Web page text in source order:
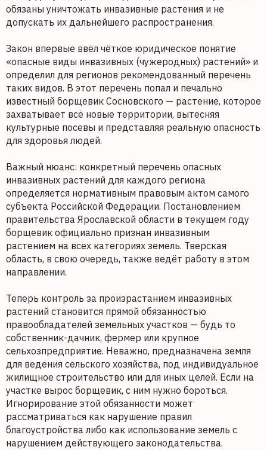
обязаны уничтожать инвазивные растения и не
допускать их дальнейшего распространения.
Закон впервые ввёл чёткое юридическое понятие
«опасные виды инвазивных (чужеродных) растений» и
определил для регионов рекомендованный перечень
таких видов. В этот перечень попал и печально
известный борщевик Сосновского — растение, которое
захватывает всё новые территории, вытесняя
культурные посевы и представляя реальную опасность
для здоровья людей.
Важный нюанс: конкретный перечень опасных
инвазивных растений для каждого региона
определяется нормативным правовым актом самого
субъекта Российской Федерации. Постановлением
правительства Ярославской области в текущем году
борщевик официально признан инвазивным
растением на всех категориях земель. Тверская
область, в свою очередь, также ведёт работу в этом
направлении.
Теперь контроль за произрастанием инвазивных
растений становится прямой обязанностью
правообладателей земельных участков — будь то
собственник-дачник, фермер или крупное
сельхозпредприятие. Неважно, предназначена земля
для ведения сельского хозяйства, под индивидуальное
жилищное строительство или для иных целей. Если на
участке вырос борщевик, с ним нужно бороться.
Игнорирование этой обязанности может
рассматриваться как нарушение правил
благоустройства либо как использование земель с
нарушением действующего законодательства.